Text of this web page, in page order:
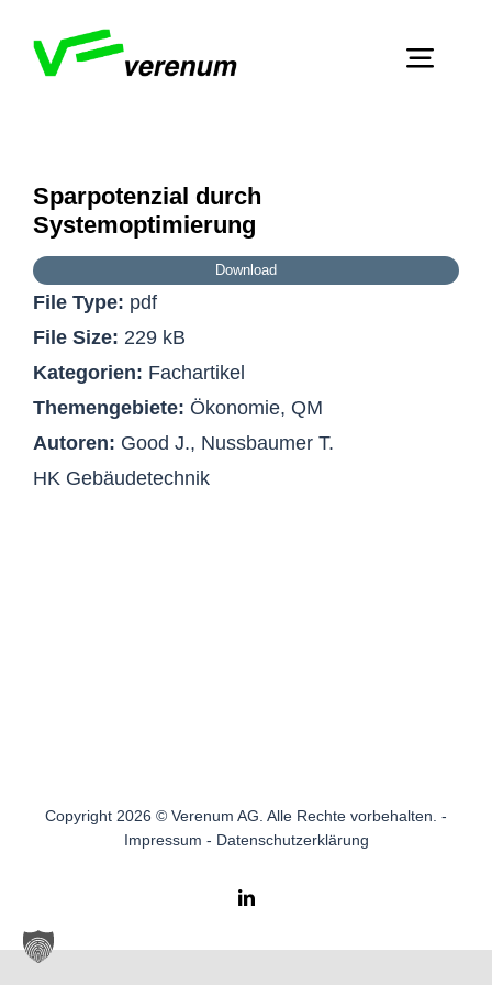
Dienstleistungen
Publikationen
Kontakt
Zeige
grösseres
Bild
Sparpotenzial durch
Systemoptimierung
HK Gebäudetechnik
Download
File Type: pdf
File Size: 229 kB
Kategorien: Fachartikel
Themengebiete: Ökonomie, QM
Autoren: Good J., Nussbaumer T.
Copyright 2026 © Verenum AG. Alle Rechte vorbehalten. -
Impressum - Datenschutzerklärung